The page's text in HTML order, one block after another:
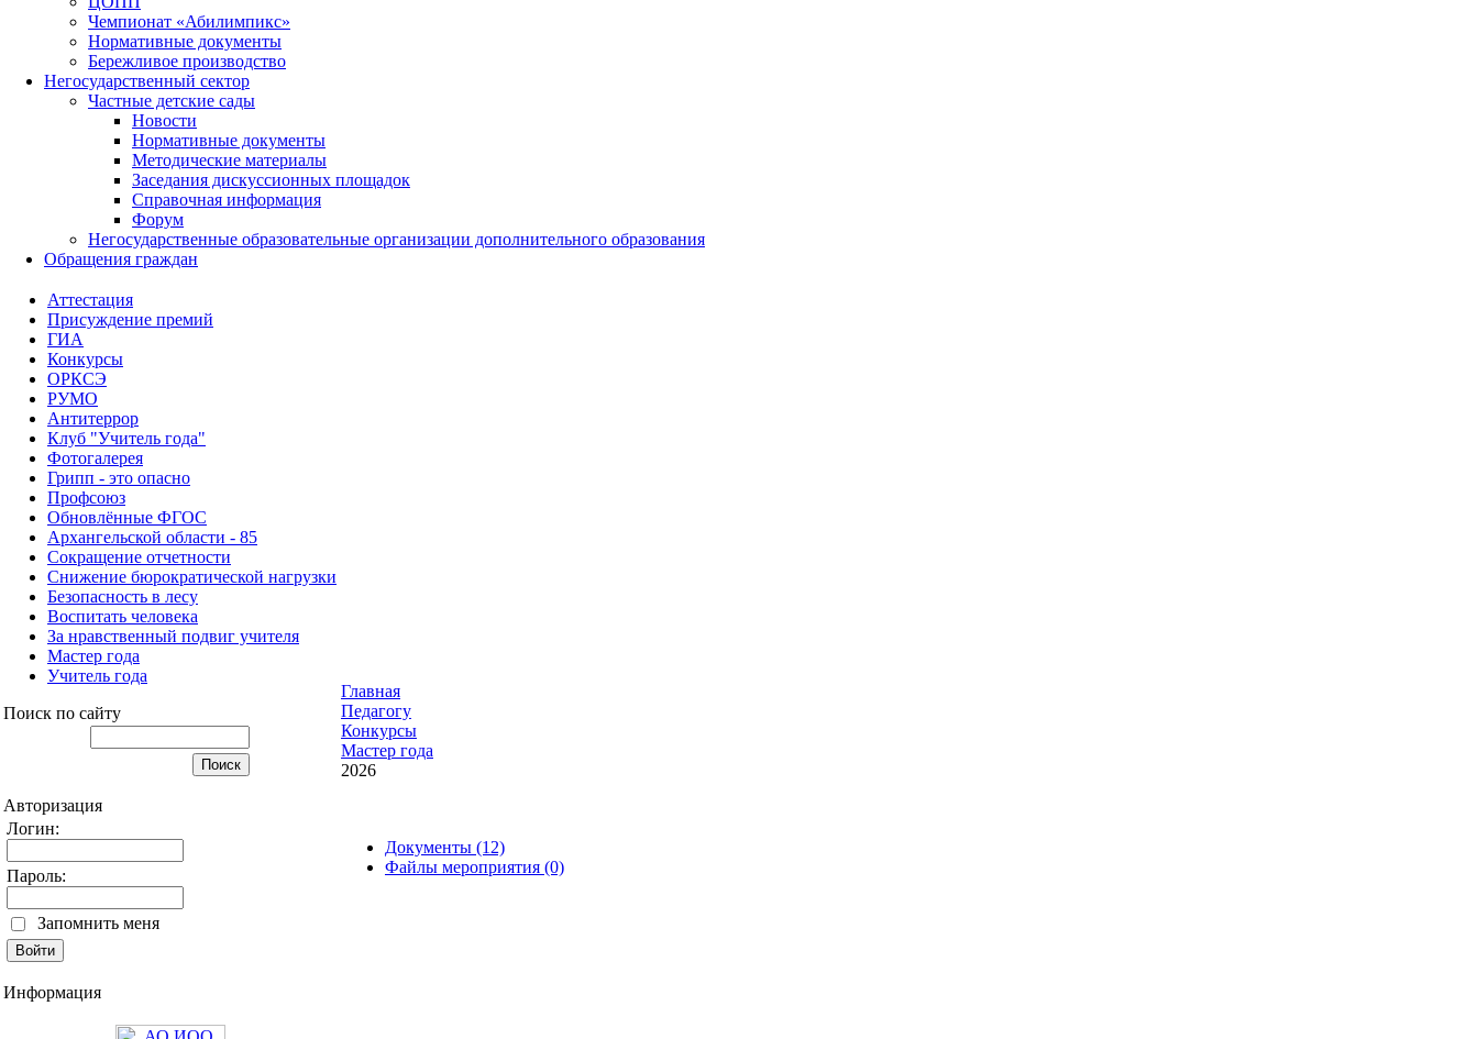
Чемпионат «Абилимпикс»
Нормативные документы
Бережливое производство
Негосударственный сектор
Частные детские сады
Новости
Нормативные документы
Методические материалы
Заседания дискуссионных площадок
Справочная информация
Форум
Негосударственные образовательные организации дополнительного образования
Обращения граждан
Аттестация
Присуждение премий
ГИА
Конкурсы
ОРКСЭ
РУМО
Антитеррор
Клуб "Учитель года"
Фотогалерея
Грипп - это опасно
Профсоюз
Обновлённые ФГОС
Архангельской области - 85
Сокращение отчетности
Снижение бюрократической нагрузки
Безопасность в лесу
Воспитать человека
За нравственный подвиг учителя
Мастер года
Учитель года
Поиск по сайту
Авторизация
Логин:
Пароль:
Запомнить меня
Информация
Главная
Педагогу
Конкурсы
Мастер года
2026
Документы (12)
Файлы мероприятия (0)